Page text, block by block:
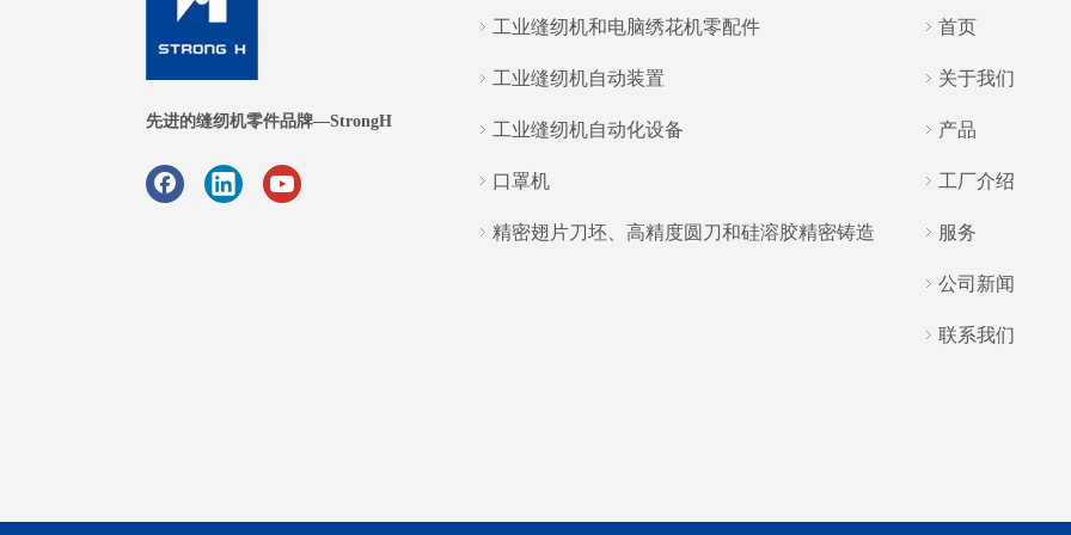
先进的缝纫机零件品牌—StrongH
工业缝纫机和电脑绣花机零配件
工业缝纫机自动装置
工业缝纫机自动化设备
口罩机
精密翅片刀坯、高精度圆刀和硅溶胶精密铸造
首页
关于我们
产品
工厂介绍
服务
公司新闻
联系我们